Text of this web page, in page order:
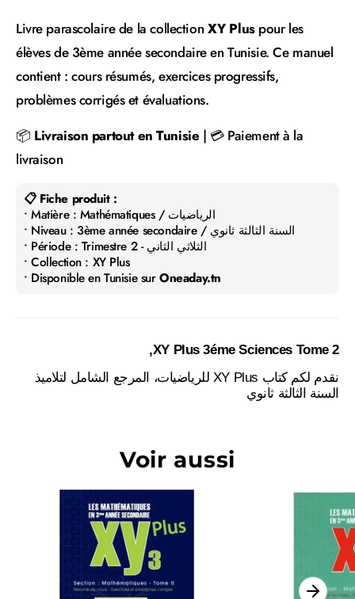
Livre parascolaire de la collection XY Pluspour les
élèves de 3ème année secondaire en Tunisie. Ce manuel
contient : cours résumés, exercices progressifs,
problèmes corrigés et évaluations.
📦 Livraison partout en Tunisie| 💳 Paiement à la
livraison
📋 Fiche produit :
• Matière : Mathématiques / الرياضيات
• Niveau : 3ème année secondaire / السنة الثالثة ثانوي
• Période : Trimestre 2 - الثلاثي الثاني
• Collection : XY Plus
• Disponible en Tunisie surOneaday.tn
XY Plus 3éme Sciences Tome 2,
نقدم لكم كتاب XY Plus للرياضيات، المرجع الشامل لتلاميذ
السنة الثالثة ثانوي
Voir aussi